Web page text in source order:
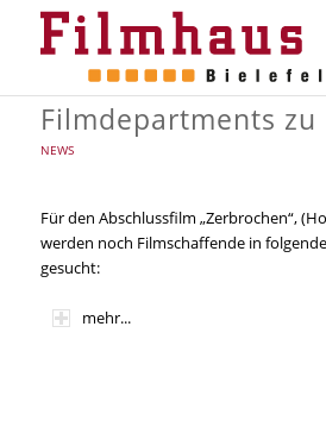
Filmdepartments zu
NEWS
Für den Abschlussfilm „Zerbrochen“,
werden noch Filmschaffende in
gesucht:
mehr...